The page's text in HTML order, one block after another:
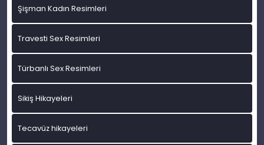
Şişman Kadın Resimleri
Travesti Sex Resimleri
Türbanlı Sex Resimleri
Sikiş Hikayeleri
Tecavüz hikayeleri